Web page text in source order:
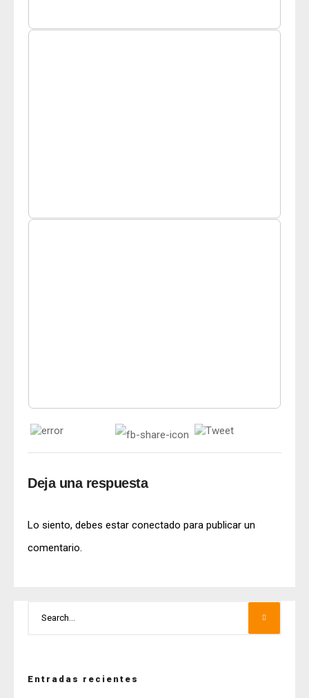
Deja una respuesta
Lo siento, debes estar conectado para publicar un
comentario.
Entradas recientes